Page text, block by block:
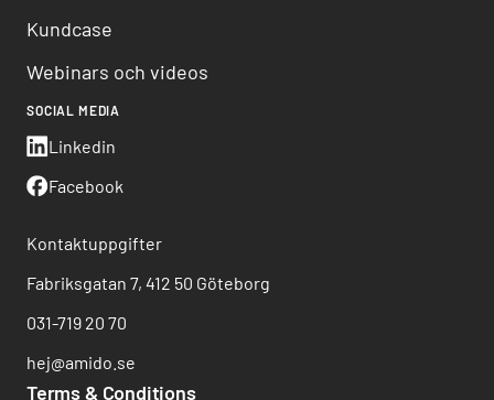
Kundcase
Webinars och videos
SOCIAL MEDIA
Linkedin
Facebook
Kontaktuppgifter
Fabriksgatan 7, 412 50 Göteborg
031-719 20 70
hej@amido.se
Terms & Conditions